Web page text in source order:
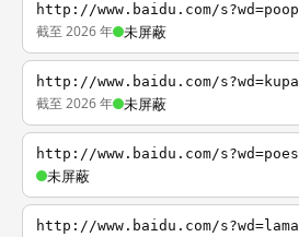
http://www.baidu.com/s?wd=poop
截至 2026 年 未屏蔽
http://www.baidu.com/s?wd=kupa
截至 2026 年 未屏蔽
http://www.baidu.com/s?wd=poes
未屏蔽
http://www.baidu.com/s?wd=lama